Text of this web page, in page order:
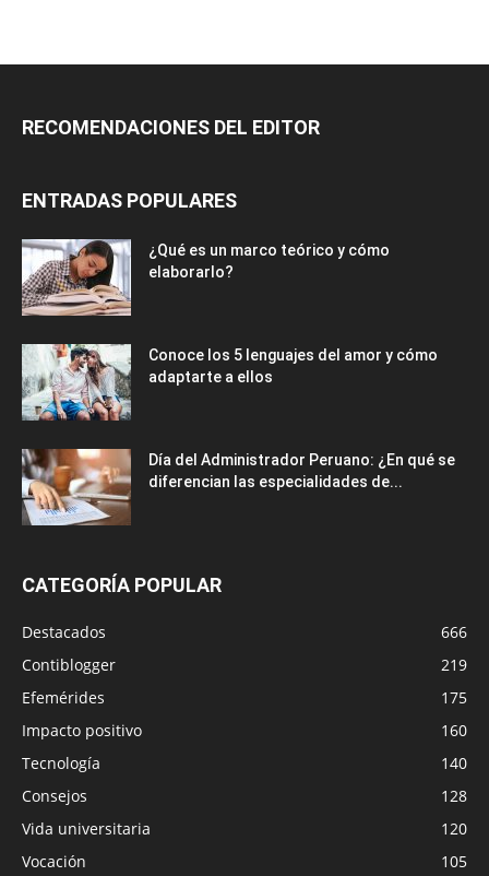
RECOMENDACIONES DEL EDITOR
ENTRADAS POPULARES
¿Qué es un marco teórico y cómo
elaborarlo?
Conoce los 5 lenguajes del amor y cómo
adaptarte a ellos
Día del Administrador Peruano: ¿En qué se
diferencian las especialidades de...
CATEGORÍA POPULAR
Destacados
666
Contiblogger
219
Efemérides
175
Impacto positivo
160
Tecnología
140
Consejos
128
Vida universitaria
120
Vocación
105